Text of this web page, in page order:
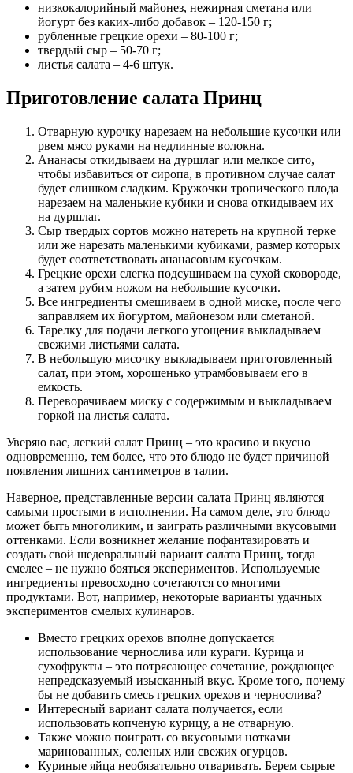
низкокалорийный майонез, нежирная сметана или
йогурт без каких-либо добавок – 120-150 г;
рубленные грецкие орехи – 80-100 г;
твердый сыр – 50-70 г;
листья салата – 4-6 штук.
Приготовление салата Принц
Отварную курочку нарезаем на небольшие кусочки или
рвем мясо руками на недлинные волокна.
Ананасы откидываем на дуршлаг или мелкое сито,
чтобы избавиться от сиропа, в противном случае салат
будет слишком сладким. Кружочки тропического плода
нарезаем на маленькие кубики и снова откидываем их
на дуршлаг.
Сыр твердых сортов можно натереть на крупной терке
или же нарезать маленькими кубиками, размер которых
будет соответствовать ананасовым кусочкам.
Грецкие орехи слегка подсушиваем на сухой сковороде,
а затем рубим ножом на небольшие кусочки.
Все ингредиенты смешиваем в одной миске, после чего
заправляем их йогуртом, майонезом или сметаной.
Тарелку для подачи легкого угощения выкладываем
свежими листьями салата.
В небольшую мисочку выкладываем приготовленный
салат, при этом, хорошенько утрамбовываем его в
емкость.
Переворачиваем миску с содержимым и выкладываем
горкой на листья салата.
Уверяю вас, легкий салат Принц – это красиво и вкусно
одновременно, тем более, что это блюдо не будет причиной
появления лишних сантиметров в талии.
Наверное, представленные версии салата Принц являются
самыми простыми в исполнении. На самом деле, это блюдо
может быть многоликим, и заиграть различными вкусовыми
оттенками. Если возникнет желание пофантазировать и
создать свой шедевральный вариант салата Принц, тогда
смелее – не нужно бояться экспериментов. Используемые
ингредиенты превосходно сочетаются со многими
продуктами. Вот, например, некоторые варианты удачных
экспериментов смелых кулинаров.
Вместо грецких орехов вполне допускается
использование чернослива или кураги. Курица и
сухофрукты – это потрясающее сочетание, рождающее
непредсказуемый изысканный вкус. Кроме того, почему
бы не добавить смесь грецких орехов и чернослива?
Интересный вариант салата получается, если
использовать копченую курицу, а не отварную.
Также можно поиграть со вкусовыми нотками
маринованных, соленых или свежих огурцов.
Куриные яйца необязательно отваривать. Берем сырые